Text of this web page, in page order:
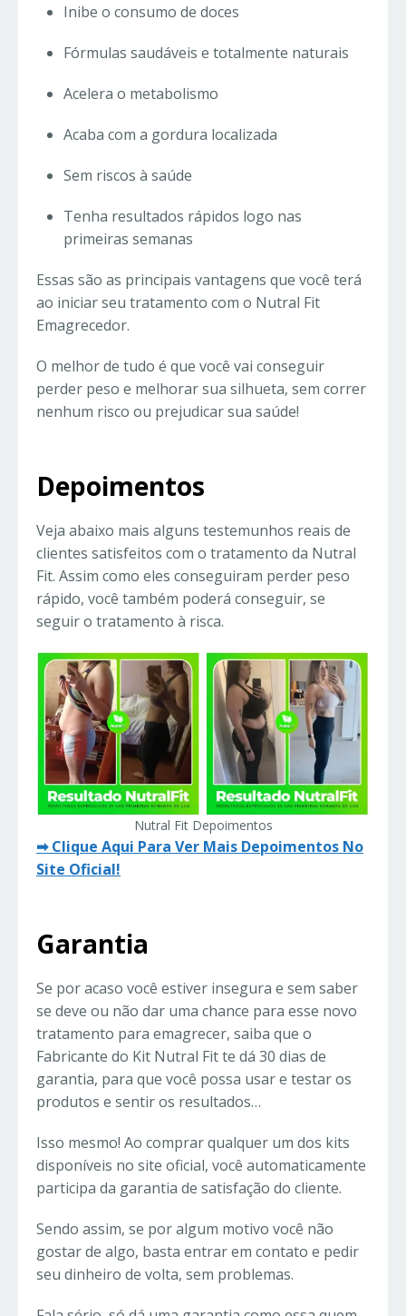
Inibe o consumo de doces
Fórmulas saudáveis e totalmente naturais
Acelera o metabolismo
Acaba com a gordura localizada
Sem riscos à saúde
Tenha resultados rápidos logo nas
primeiras semanas
Essas são as principais vantagens que você terá
ao iniciar seu tratamento com o Nutral Fit
Emagrecedor.
O melhor de tudo é que você vai conseguir
perder peso e melhorar sua silhueta, sem correr
nenhum risco ou prejudicar sua saúde!
Depoimentos
Veja abaixo mais alguns testemunhos reais de
clientes satisfeitos com o tratamento da Nutral
Fit. Assim como eles conseguiram perder peso
rápido, você também poderá conseguir, se
seguir o tratamento à risca.
Nutral Fit Depoimentos
➡ Clique Aqui Para Ver Mais Depoimentos No
Site Oficial!
Garantia
Se por acaso você estiver insegura e sem saber
se deve ou não dar uma chance para esse novo
tratamento para emagrecer, saiba que o
Fabricante do Kit Nutral Fit te dá 30 dias de
garantia, para que você possa usar e testar os
produtos e sentir os resultados…
Isso mesmo! Ao comprar qualquer um dos kits
disponíveis no site oficial, você automaticamente
participa da garantia de satisfação do cliente.
Sendo assim, se por algum motivo você não
gostar de algo, basta entrar em contato e pedir
seu dinheiro de volta, sem problemas.